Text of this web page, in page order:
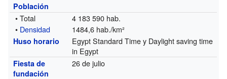
Población
• Total
4 183 590 hab.
• Densidad 1484,6 hab./km²
Huso horario
Egypt Standard Time y Daylight saving time
in Egypt
Fiesta de
fundación
26 de julio